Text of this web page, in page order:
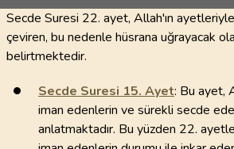
Secde Suresi 22. ayet, Allah'ın
çeviren, bu nedenle hüsrana uğrayacak
belirtmektedir.
Secde Suresi 15. Ayet: Bu ayet,
iman edenlerin ve sürekli secde
anlatmaktadır. Bu yüzden 22.